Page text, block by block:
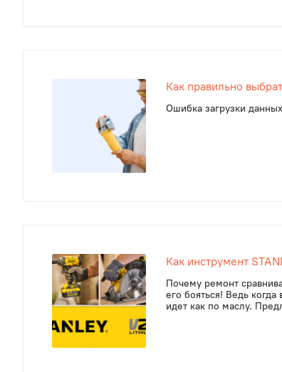
Как правильно
нашему сайту.
Ошибка загрузки данных
Как инструмент
Почему ремонт
его бояться! Ведь
идет как по маслу.